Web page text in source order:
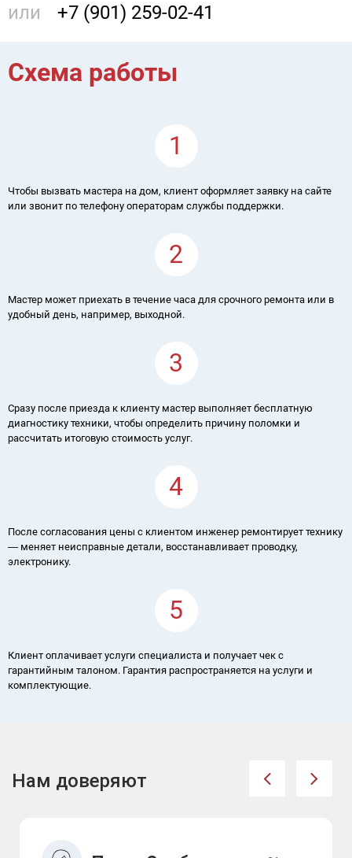
или +7 (901) 259-02-41
Схема работы
1
Чтобы вызвать мастера на дом, клиент оформляет заявку на сайте
или звонит по телефону операторам службы поддержки.
2
Мастер может приехать в течение часа для срочного ремонта или в
удобный день, например, выходной.
3
Сразу после приезда к клиенту мастер выполняет бесплатную
диагностику техники, чтобы определить причину поломки и
рассчитать итоговую стоимость услуг.
4
После согласования цены с клиентом инженер ремонтирует технику
― меняет неисправные детали, восстанавливает проводку,
электронику.
5
Клиент оплачивает услуги специалиста и получает чек с
гарантийным талоном. Гарантия распространяется на услуги и
комплектующие.
Нам доверяют